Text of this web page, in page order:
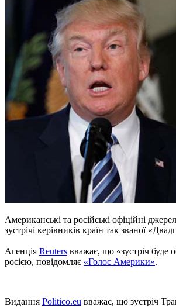
Американські та російські офіційні
зустрічі керівників країн так званої
Агенція Reuters вважає, що «зустріч буде
росією, повідомляє «Голос Америки».
Видання Politico.eu вважає, що зустріч